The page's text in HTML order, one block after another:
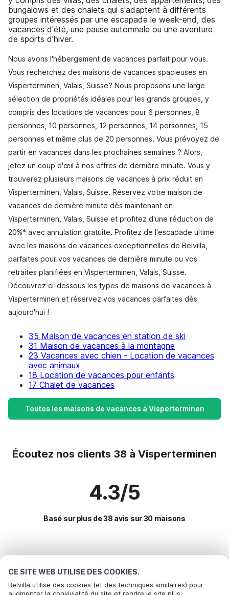
CE SITE WEB UTILISE DES COOKIES.
Belvilla utilise des cookies (et des techniques similaires) pour
bungalows et des chalets qui s'adaptent à différents
groupes intéressés par une escapade le week-end, des
vacances d'été, une pause automnale ou une aventure
de sports d'hiver.
Nous avons l'hébergement de vacances parfait pour vous.
Vous recherchez des maisons de vacances spacieuses en
Visperterminen, Valais, Suisse? Nous proposons une large
sélection de propriétés idéales pour les grands groupes, y
compris des locations de vacances pour 6 personnes, 8
personnes, 10 personnes, 12 personnes, 14 personnes, 15
personnes et même plus de 20 personnes. Vous prévoyez de
partir en vacances dans les prochaines semaines ? Alors,
jetez un coup d'œil à nos offres de dernière minute. Vous y
trouverez plusieurs maisons de vacances à prix réduit en
Visperterminen, Valais, Suisse. Réservez votre maison de
vacances de dernière minute dès maintenant en
Visperterminen, Valais, Suisse et profitez d'une réduction de
20%* avec annulation gratuite. Profitez de l'escapade ultime
avec les maisons de vacances exceptionnelles de Belvilla,
parfaites pour vos vacances de dernière minute ou vos
retraites planifiées en Visperterminen, Valais, Suisse.
Découvrez ci-dessous les types de maisons de vacances à
Visperterminen et réservez vos vacances parfaites dès
aujourd'hui !
35 Maison de vacances en station de ski
31 Maison de vacances à la montagne
23 Vacances avec chien - Location de vacances
avec animaux
18 Location de vacances pour enfants
17 Chalet de vacances
Toutes les maisons de vacances à Visperterminen
Écoutez nos clients 38 à Visperterminen
4.3/5
Basé sur plus de 38 avis sur 30 maisons
vacances